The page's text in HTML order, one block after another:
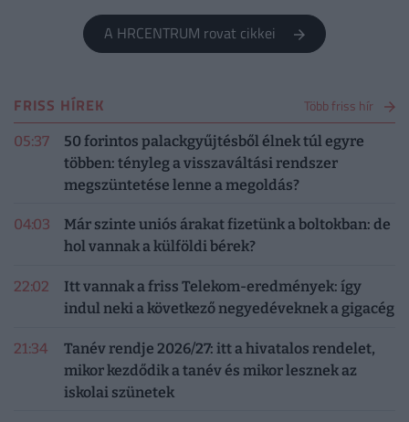
A HRCENTRUM rovat cikkei
FRISS HÍREK Több friss hír
05:37
50 forintos palackgyűjtésből élnek túl egyre
többen: tényleg a visszaváltási rendszer
megszüntetése lenne a megoldás?
04:03
Már szinte uniós árakat fizetünk a boltokban: de
hol vannak a külföldi bérek?
22:02
Itt vannak a friss Telekom-eredmények: így
indul neki a következő negyedéveknek a gigacég
21:34
Tanév rendje 2026/27: itt a hivatalos rendelet,
mikor kezdődik a tanév és mikor lesznek az
iskolai szünetek